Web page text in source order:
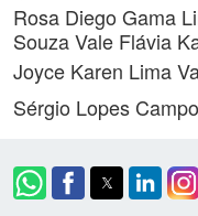
Rosa Diego Gama
Souza Vale Flávia
Joyce Karen Lima
Sérgio Lopes